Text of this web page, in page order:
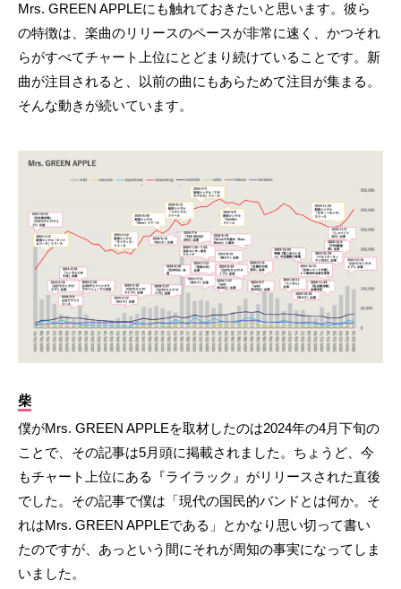
Mrs. GREEN APPLEにも触れておきたいと思います。彼ら
の特徴は、楽曲のリリースのペースが非常に速く、かつそれ
らがすべてチャート上位にとどまり続けていることです。新
曲が注目されると、以前の曲にもあらためて注目が集まる。
そんな動きが続いています。
柴
僕がMrs. GREEN APPLEを取材したのは2024年の4月下旬の
ことで、その記事は5月頭に掲載されました。ちょうど、今
もチャート上位にある『ライラック』がリリースされた直後
でした。その記事で僕は「現代の国民的バンドとは何か。そ
れはMrs. GREEN APPLEである」とかなり思い切って書い
たのですが、あっという間にそれが周知の事実になってしま
いました。